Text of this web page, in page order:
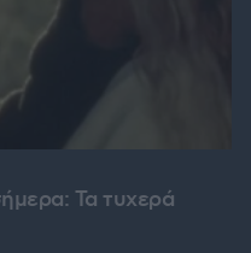
Τα τυχερά